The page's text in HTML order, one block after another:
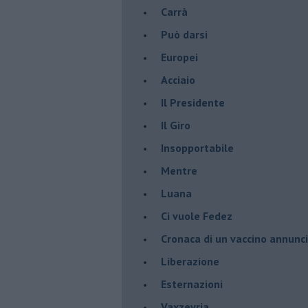
Carrà
Può darsi
Europei
Acciaio
Il Presidente
​Il Giro
Insopportabile
​Mentre
Luana
​Ci vuole Fedez
​Cronaca di un vaccino
​Liberazione
Esternazioni